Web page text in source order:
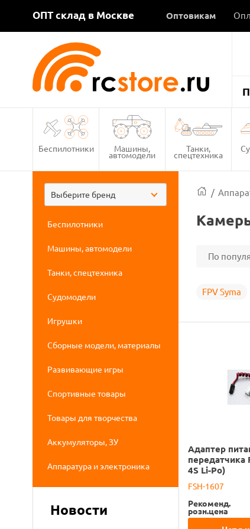
ОПТ склад в Москве Оптовикам
Беспилотники Машины,
автомодели
Танки,
спецтехника
Выберите бренд
Беспилотники
Машины, автомодели
Танки, спецтехника
Судомодели
Игрушки
Сборные модели, материалы
Развивающие игры
Спортивные товары
Товары для творчества
Аккумуляторы, ЗУ
Аппаратура и электроника
Новости
/
По
FPV Syma
Адаптер
передатчика
4S Li-Po)
FSH-1607
Рекоменд.
розн.цена